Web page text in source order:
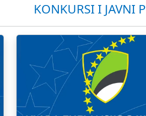
KONKURSI I JAVNI